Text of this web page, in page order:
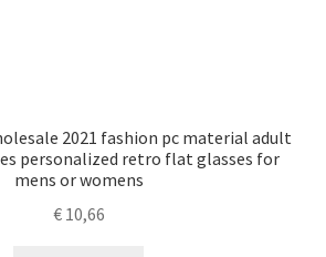
2021 fashion pc material adult
personalized retro flat glasses for
mens or womens
€10,66